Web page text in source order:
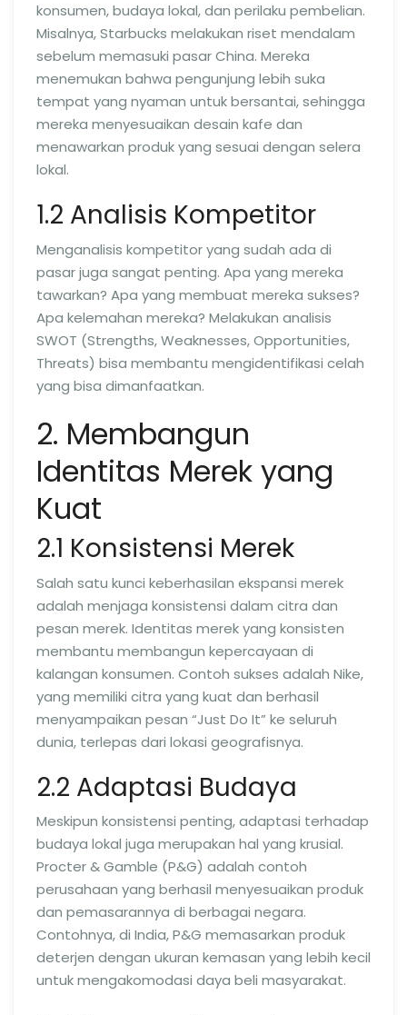
konsumen, budaya lokal, dan perilaku pembelian.
Misalnya, Starbucks melakukan riset mendalam
sebelum memasuki pasar China. Mereka
menemukan bahwa pengunjung lebih suka
tempat yang nyaman untuk bersantai, sehingga
mereka menyesuaikan desain kafe dan
menawarkan produk yang sesuai dengan selera
lokal.
1.2 Analisis Kompetitor
Menganalisis kompetitor yang sudah ada di
pasar juga sangat penting. Apa yang mereka
tawarkan? Apa yang membuat mereka sukses?
Apa kelemahan mereka? Melakukan analisis
SWOT (Strengths, Weaknesses, Opportunities,
Threats) bisa membantu mengidentifikasi celah
yang bisa dimanfaatkan.
2. Membangun
Identitas Merek yang
Kuat
2.1 Konsistensi Merek
Salah satu kunci keberhasilan ekspansi merek
adalah menjaga konsistensi dalam citra dan
pesan merek. Identitas merek yang konsisten
membantu membangun kepercayaan di
kalangan konsumen. Contoh sukses adalah Nike,
yang memiliki citra yang kuat dan berhasil
menyampaikan pesan “Just Do It” ke seluruh
dunia, terlepas dari lokasi geografisnya.
2.2 Adaptasi Budaya
Meskipun konsistensi penting, adaptasi terhadap
budaya lokal juga merupakan hal yang krusial.
Procter & Gamble (P&G) adalah contoh
perusahaan yang berhasil menyesuaikan produk
dan pemasarannya di berbagai negara.
Contohnya, di India, P&G memasarkan produk
deterjen dengan ukuran kemasan yang lebih kecil
untuk mengakomodasi daya beli masyarakat.